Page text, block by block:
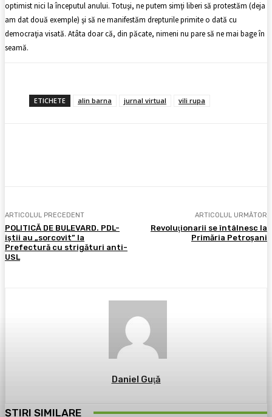
optimist nici la începutul anului. Totuşi, ne putem simţi liberi să protestăm (deja
am dat două exemple) şi să ne manifestăm drepturile primite o dată cu
democraţia visată. Atâta doar că, din păcate, nimeni nu pare să ne mai bage în
seamă.
ETICHETE alin barna jurnal virtual vili rupa
ARTICOLUL PRECEDENT
POLITICĂ DE BULEVARD. PDL-
iştii au „sorcovit” la
Prefectură cu strigături anti-
USL
ARTICOLUL URMĂTOR
Revoluţionarii se întâlnesc la
Primăria Petroşani
Daniel Guţă
ȘTIRI SIMILARE